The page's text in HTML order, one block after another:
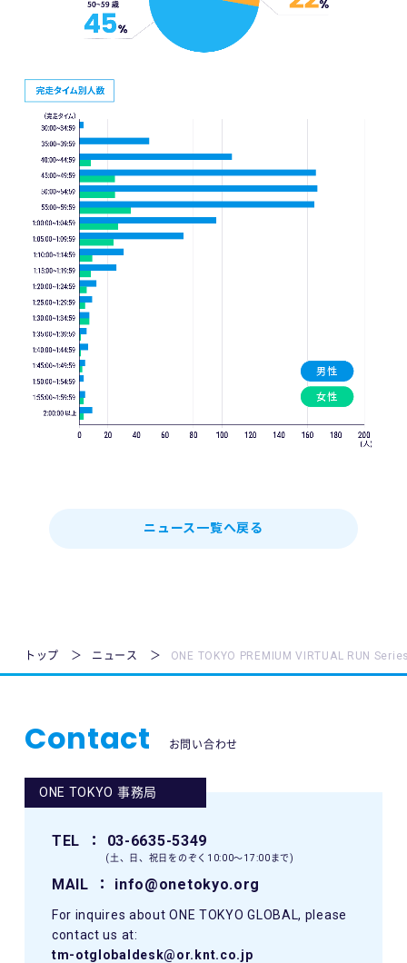
ニュース一覧へ戻る
トップ ニュース ONE TOKYO PREMIUM VIRTUAL RUN
Contact お問い合わせ
ONE TOKYO 事務局
TEL ： 03-6635-5349
(土、日、祝日をのぞく10:00〜17:00まで)
MAIL ： info@onetokyo.org
For inquires about ONE TOKYO GLOBAL, please
contact us at:
tm-otglobaldesk@or.knt.co.jp